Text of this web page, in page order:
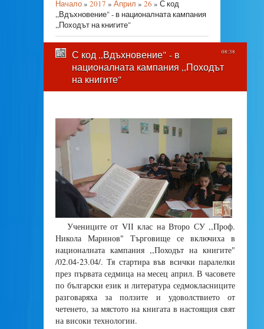
Начало» 2017 » Април » 26 » С код
,,Вдъхновение" - в националната кампания
,,Походът на книгите"
08:38
С код ,,Вдъхновение" - в
националната кампания ,,Походът
на книгите"
Учениците от VІІ клас на Второ СУ ,,Проф.
Никола Маринов" Търговище се включиха в
националната кампания ,,Походът на книгите"
/02.04-23.04/. Тя стартира във всички паралелки
през първата седмица на месец април. В часовете
по български език и литература седмокласниците
разговаряха за ползите и удоволствието от
четенето, за мястото на книгата в настоящия свят
на високи технологии.